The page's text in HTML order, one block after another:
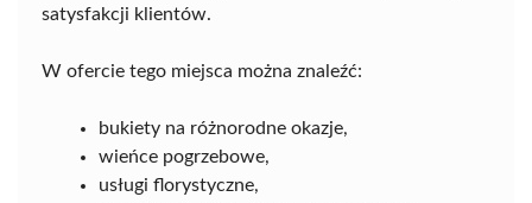
satysfakcji klientów.
W ofercie tego miejsca można znaleźć:
bukiety na różnorodne okazje,
wieńce pogrzebowe,
usługi florystyczne,